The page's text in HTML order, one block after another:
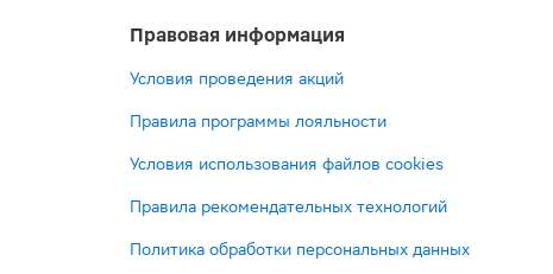
Правовая информация
Условия проведения акций
Правила программы лояльности
Условия использования файлов cookies
Правила рекомендательных технологий
Политика обработки персональных данных